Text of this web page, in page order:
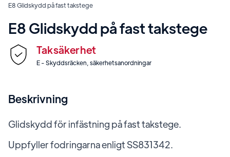
E8 Glidskydd på fast takstege
E8 Glidskydd på fast takstege
Taksäkerhet
E - Skyddsräcken, säkerhetsanordningar
Beskrivning
Glidskydd för infästning på fast takstege.
Uppfyller fodringarna enligt SS831342.